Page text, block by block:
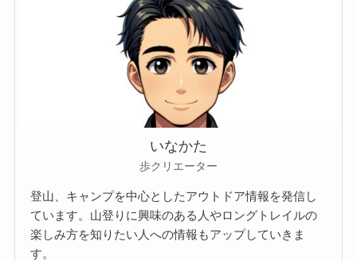
いなかた
歩クリエーター
登山、キャンプを中心としたアウトドア情報を発信し
ています。山登りに興味のある人やロングトレイルの
楽しみ方を知りたい人への情報もアップしていきま
す。